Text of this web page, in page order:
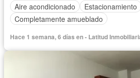
Aire acondicionado
Estacionamiento
Completamente amueblado
Hace 1 semana, 6 días en - Latitud